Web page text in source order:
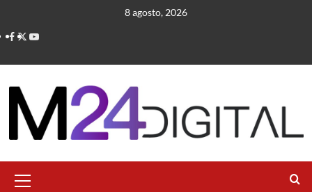
contenido
8 agosto, 2026
primario